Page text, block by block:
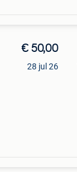
€ 50,00
28 jul 26